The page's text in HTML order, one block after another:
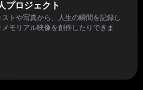
プロジェクト
ストや写真から、人生の瞬間を記録し
メモリアル映像を創作したりできま